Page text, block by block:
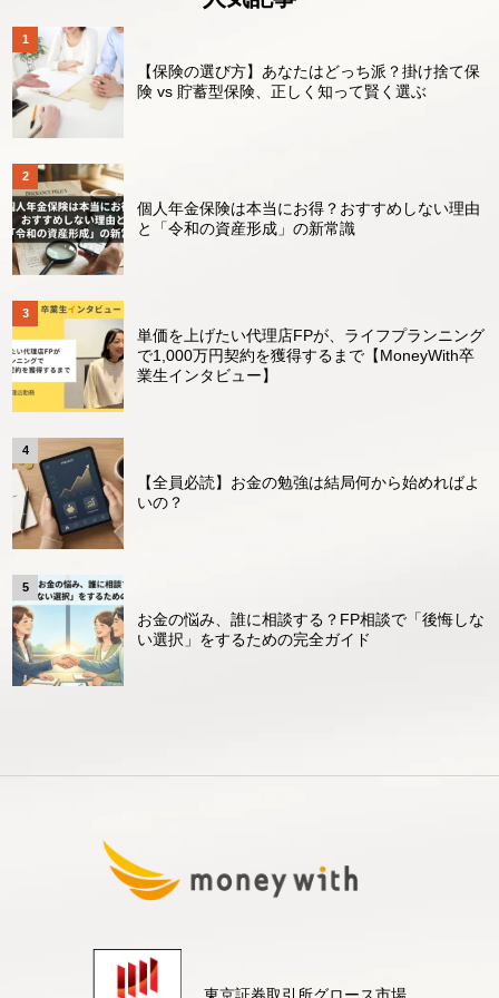
【保険の選び方】あなたはどっち派？掛け捨て保
険 vs 貯蓄型保険、正しく知って賢く選ぶ
個人年金保険は本当にお得？おすすめしない理由
と「令和の資産形成」の新常識
単価を上げたい代理店FPが、ライフプランニング
で1,000万円契約を獲得するまで【MoneyWith卒
業生インタビュー】
【全員必読】お金の勉強は結局何から始めればよ
いの？
お金の悩み、誰に相談する？FP相談で「後悔しな
い選択」をするための完全ガイド